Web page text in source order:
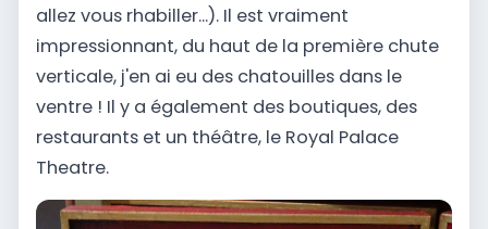
allez vous rhabiller...). Il est vraiment
impressionnant, du haut de la première chute
verticale, j'en ai eu des chatouilles dans le
ventre ! Il y a également des boutiques, des
restaurants et un théâtre, le Royal Palace
Theatre.